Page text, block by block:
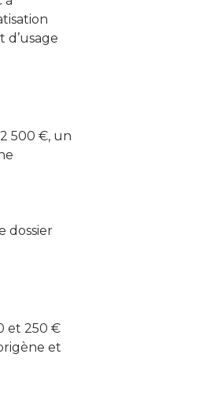
500 €, un
dossier
et 250 €
et